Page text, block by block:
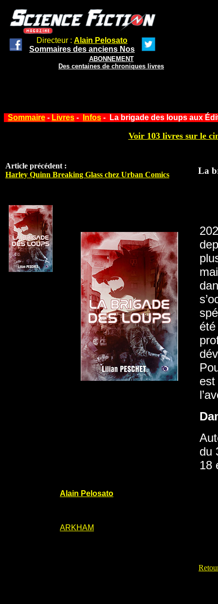
Directeur : Alain Pelosato
Sommaires des anciens Nos
ABONNEMENT
Des centaines de chroniques livres
Sommaire - Livres - Infos - La brigade des loups aux
Voir 103 livres sur le
Article précédent :
Harley Quinn Breaking Glass chez Urban Comics
La
est
du
18
Alain Pelosato
ARKHAM